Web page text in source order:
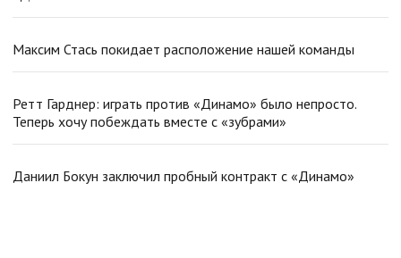
Максим Стась покидает расположение нашей команды
Ретт Гарднер: играть против «Динамо» было непросто.
Теперь хочу побеждать вместе с «зубрами»
Даниил Бокун заключил пробный контракт с «Динамо»